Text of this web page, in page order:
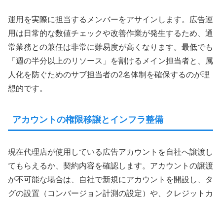
運用を実際に担当するメンバーをアサインします。広告運
用は日常的な数値チェックや改善作業が発生するため、通
常業務との兼任は非常に難易度が高くなります。最低でも
「週の半分以上のリソース」を割けるメイン担当者と、属
人化を防ぐためのサブ担当者の2名体制を確保するのが理
想的です。
アカウントの権限移譲とインフラ整備
現在代理店が使用している広告アカウントを自社へ譲渡し
てもらえるか、契約内容を確認します。アカウントの譲渡
が不可能な場合は、自社で新規にアカウントを開設し、タ
グの設置（コンバージョン計測の設定）や、クレジットカ